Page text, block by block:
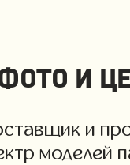
и
и
моделей